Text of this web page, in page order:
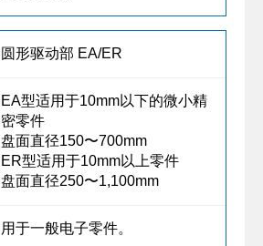
圆形驱动部 EA/ER
EA型适用于10mm以下的微小精
密零件
盘面直径150〜700mm
ER型适用于10mm以上零件
盘面直径250〜1,100mm
用于一般电子零件。